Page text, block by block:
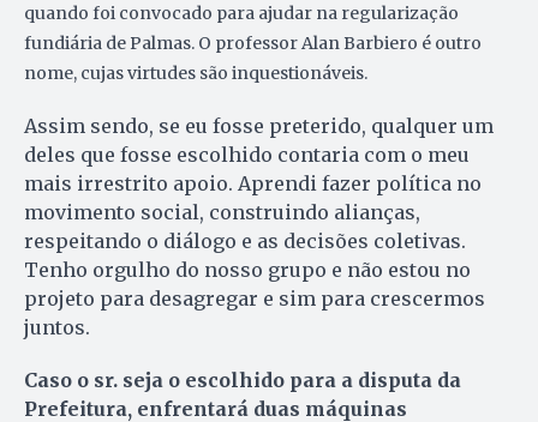
quando foi convocado para ajudar na regularização
fundiária de Palmas. O professor Alan Barbiero é outro
nome, cujas virtudes são inquestionáveis.
Assim sendo, se eu fosse preterido, qualquer um
deles que fosse escolhido contaria com o meu
mais irrestrito apoio. Aprendi fazer política no
movimento social, construindo alianças,
respeitando o diálogo e as decisões coletivas.
Tenho orgulho do nosso grupo e não estou no
projeto para desagregar e sim para crescermos
juntos.
Caso o sr. seja o escolhido para a disputa da
Prefeitura, enfrentará duas máquinas